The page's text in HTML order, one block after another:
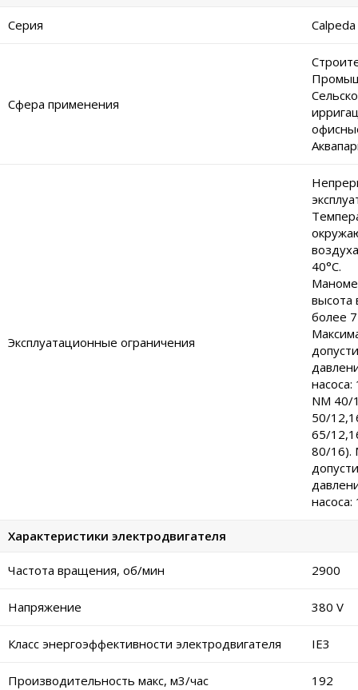
Серия
Сфера применения
Эксплуатационные ограничения
40°C.
высота
более
NM 40/
50/
65/
80/16).
насоса:
Характеристики электродвигателя
Частота вращения, об/мин 2900
Напряжение 380 V
Класс энергоэффективности электродвигателя IE3
Производительность макс, м3/час 192